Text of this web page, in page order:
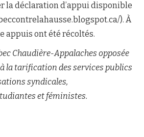
la déclaration d’appui disponible
). À
appuis ont été récoltés.
Chaudière-Appalaches opposée
la tarification des services publics
syndicales,
et féministes.